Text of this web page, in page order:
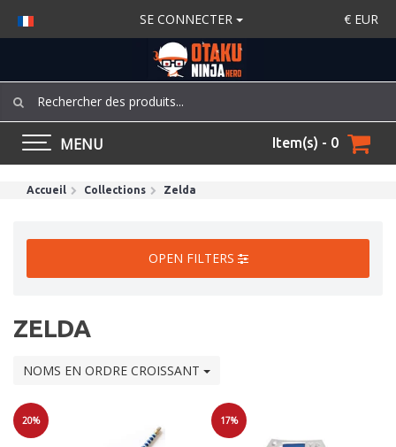
SE CONNECTER € EUR
MENU Item(s) - 0
Accueil Collections Zelda
OPEN FILTERS
ZELDA
NOMS EN ORDRE CROISSANT
20% 17%